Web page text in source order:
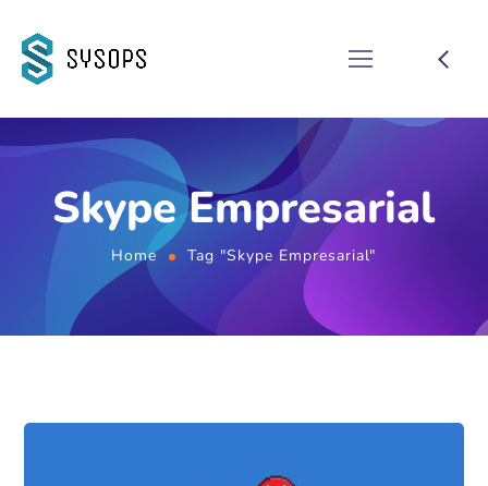
Skype Empresarial
Home Tag "Skype Empresarial"